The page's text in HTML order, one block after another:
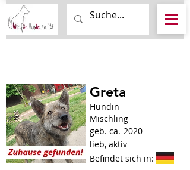
Greta
Hündin
Mischling
geb. ca. 2020
lieb, aktiv
Befindet sich in: